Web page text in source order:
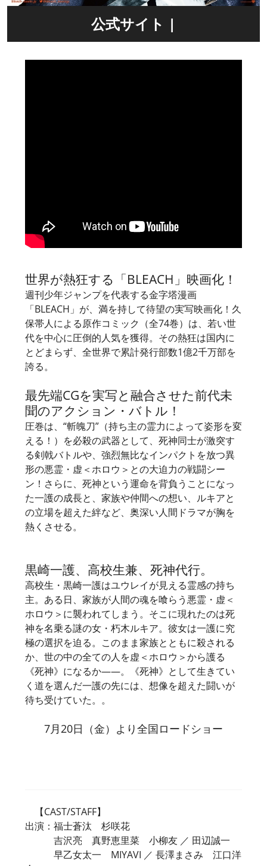
公式サイト |
http://wwws.warnerbros.co.jp/ble
世界が熱狂する「BLEACH」映画化！
週刊少年ジャンプを代表する金字塔漫画
「BLEACH」が、満を持して待望の実写映画化！久
保帯人による原作コミック（全74巻）は、若い世
代を中心に圧倒的人気を獲得。その熱狂は国内に
とどまらず、全世界で累計発行部数1億2千万部を
誇る。
最先端CGを実写と融合させた前代未
聞のアクション・バトル！
圧巻は、“斬魄刀”（持ち主の霊力によって姿形を変
える！）を必殺の武器として、死神同士が激突す
る剣戟バトルや、強烈無比なインパクトを放つ異
形の悪霊・虚＜ホロウ＞との大迫力の戦闘シー
ン！さらに、死神という運命を背負うことになっ
た一護の成長と、家族や仲間への想い、ルキアと
の立場を超えた絆など、奥深い人間ドラマが胸を
熱くさせる。
黒崎一護、高校生兼、死神代行。
高校生・黒崎一護はユウレイが見える霊感の持ち
主。ある日、家族が人間の魂を喰らう悪霊・虚＜
ホロウ＞に襲われてしまう。そこに現れたのは死
神を名乗る謎の女・朽木ルキア。彼女は一護に究
極の選択を迫る。このまま家族とともに殺される
か、世の中の全ての人を虚＜ホロウ＞から護る
《死神》になるか――。《死神》として生きてい
く道を選んだ一護の先には、想像を超えた闘いが
待ち受けていた。。
7月20日（金）より全国ロードショー
【CAST/STAFF】
出演：福士蒼汰 杉咲花
吉沢亮 真野恵里菜 小柳友 ／ 田辺誠一
早乙女太一 MIYAVI ／ 長澤まさみ 江口洋